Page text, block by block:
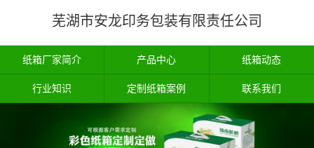
芜湖市安龙印务包装有限责任公司
纸箱厂家简介 产品中心 纸箱动态
行业知识 定制纸箱案例 联系我们